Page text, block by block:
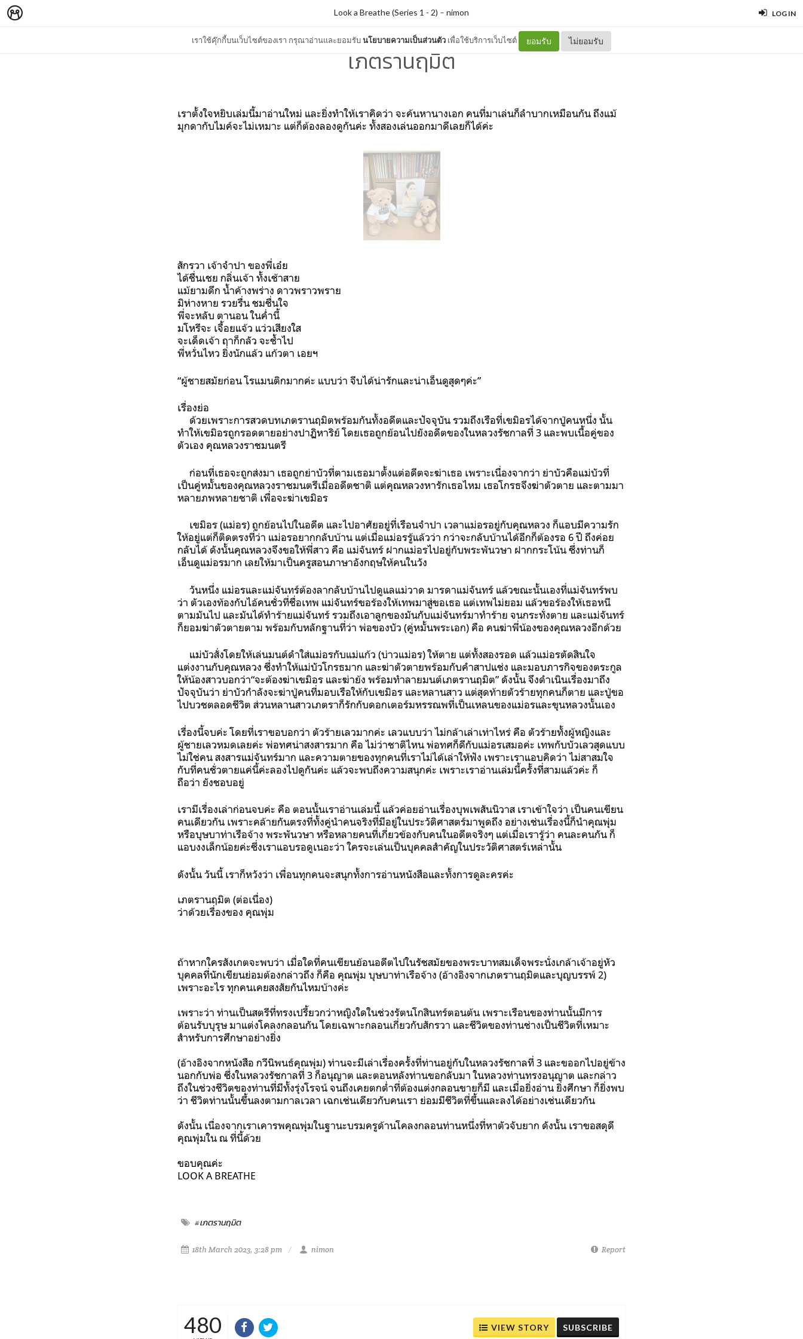
LOG IN
เราใช้คุ๊กกี้บนเว็บไซต์ของเรา กรุณาอ่านและยอมรับนโยบายความเป็นส่วนตัว เพื่อใช้บริการเว็บไซต์ ยอมรับ ไม่ยอมรับ
Look a Breathe (Series 1 - 2) – nimon
เภตรานฤมิต
เราตั้งใจหยิบเล่มนี้มาอ่านใหม่ และยิ่งทำให้เราคิดว่า จะค้นหานางเอก คนที่มาเล่นก็ลำบากเหมือนกัน ถึงแม้
มุกดากับไมค์จะไม่เหมาะ แต่ก็ต้องลองดูกันค่ะ ทั้งสองเล่นออกมาดีเลยก็ได้ค่ะ
สักรวา เจ้าจำปา ของพี่เอ๋ย
ได้ชื่นเชย กลิ่นเจ้า ทั้งเช้าสาย
แม้ยามดึก น้ำค้างพร่าง ดาวพราวพราย
มิห่างหาย รวยรื่น ชมชื่นใจ
พี่จะหลับ ตานอน ในค่ำนี้
มโหรีจะ เจื้อยแจ้ว แว่วเสียงใส
จะเด็ดเจ้า ฤาก็กลัว จะช้ำไป
พี่หวั่นไหว ยิ่งนักแล้ว แก้วตา เอยฯ
“ผู้ชายสมัยก่อน โรแมนติกมากค่ะ แบบว่า จีบได้น่ารักและน่าเอ็นดูสุดๆค่ะ”
เรื่องย่อ
ด้วยเพราะการสวดบทเภตรานฤมิตพร้อมกันทั้งอดีตและปัจจุบัน รวมถึงเรือที่เขมิอรได้จากปู่คนหนึ่ง นั้น
ทำให้เขมิอรถูกรอดตายอย่างปาฏิหาริย์ โดยเธอถูกย้อนไปยังอดีตของในหลวงรัชกาลที่ 3 และพบเนื้อคู่ของ
ตัวเอง คุณหลวงราชมนตรี
ก่อนที่เธอจะถูกส่งมา เธอถูกย่าบัวที่ตามเธอมาตั้งแต่อดีตจะฆ่าเธอ เพราะเนื่องจากว่า ย่าบัวคือแม่บัวที่
เป็นคู่หมั้นของคุณหลวงราชมนตรีเมื่ออดีตชาติ แต่คุณหลวงหารักเธอไหม เธอโกรธจึงฆ่าตัวตาย และตามมา
หลายภพหลายชาติ เพื่อจะฆ่าเขมิอร
เขมิอร (แม่อร) ถูกย้อนไปในอดีต และไปอาศัยอยู่ที่เรือนจำปา เวลาแม่อรอยู่กับคุณหลวง ก็แอบมีความรัก
ให้อยู่แต่ก็ติดตรงที่ว่า แม่อรอยากกลับบ้าน แต่เมื่อแม่อรรู้แล้วว่า กว่าจะกลับบ้านได้อีกก็ต้องรอ 6 ปี ถึงค่อย
กลับได้ ดังนั้นคุณหลวงจึงขอให้พี่สาว คือ แม่จันทร์ ฝากแม่อรไปอยู่กับพระพันวษา ฝากกระโน้น ซึ่งท่านก็
เอ็นดูแม่อรมาก เลยให้มาเป็นครูสอนภาษาอังกฤษให้คนในวัง
วันหนึ่ง แม่อรและแม่จันทร์ต้องลากลับบ้านไปดูแลแม่วาด มารดาแม่จันทร์ แล้วขณะนั้นเองที่แม่จันทร์พบ
ว่า ตัวเองท้องกับไอ้คนชั่วที่ชื่อเทพ แม่จันทร์ขอร้องให้เทพมาสู่ขอเธอ แต่เทพไม่ยอม แล้วขอร้องให้เธอหนี
ตามมันไป และมันได้ทำร้ายแม่จันทร์ รวมถึงเอาลูกของมันกับแม่จันทร์มาทำร้าย จนกระทั่งตาย และแม่จันทร์
ก็ยอมฆ่าตัวตายตาม พร้อมกับหลักฐานที่ว่า พ่อของบัว (คู่หมั้นพระเอก) คือ คนฆ่าพี่น้องของคุณหลวงอีกด้วย
แม่บัวสั่งโดยให้เล่นมนต์ดำใส่แม่อรกับแม่แก้ว (บ่าวแม่อร) ให้ตาย แต่ทั้งสองรอด แล้วแม่อรตัดสินใจ
แต่งงานกับคุณหลวง ซึ่งทำให้แม่บัวโกรธมาก และฆ่าตัวตายพร้อมกับคำสาปแช่ง และมอบภารกิจของตระกูล
ให้น้องสาวบอกว่า“จะต้องฆ่าเขมิอร และฆ่าย้ง พร้อมทำลายมนต์เภตรานฤมิต” ดังนั้น จึงดำเนินเรื่องมาถึง
ปัจจุบันว่า ย่าบัวกำลังจะฆ่าปู่คนที่มอบเรือให้กับเขมิอร และหลานสาว แต่สุดท้ายตัวร้ายทุกคนก็ตาย และปู่ขอ
ไปบวชตลอดชีวิต ส่วนหลานสาวเภตราก็รักกับดอกเตอร์มหรรณพที่เป็นเหลนของแม่อรและขุนหลวงนั้นเอง
เรื่องนี้จบค่ะ โดยที่เราขอบอกว่า ตัวร้ายเลวมากค่ะ เลวแบบว่า ไม่กล้าเล่าเท่าไหร่ คือ ตัวร้ายทั้งผู้หญิงและ
ผู้ชายเลวหมดเลยค่ะ พ่อทศน่าสงสารมาก คือ ไม่ว่าชาติไหน พ่อทศก็ดีกับแม่อรเสมอค่ะ เทพกับบัวเลวสุดแบบ
ไม่ใช่คน สงสารแม่จันทร์มาก และความตายของทุกคนที่เราไม่ได้เล่าให้ฟัง เพราะเราแอบคิดว่า ไม่สาสมใจ
กับที่คนชั่วตายแค่นี้ค่ะลองไปดูกันค่ะ แล้วจะพบถึงความสนุกค่ะ เพราะเราอ่านเล่มนี้ครั้งที่สามแล้วค่ะ ก็
ถือว่า ยังชอบอยู่
เรามีเรื่องเล่าก่อนจบค่ะ คือ ตอนนั้นเราอ่านเล่มนี้ แล้วค่อยอ่านเรื่องบุพเพสันนิวาส เราเข้าใจว่า เป็นคนเขียน
คนเดียวกัน เพราะคล้ายกันตรงที่ทั้งคู่นำคนจริงที่มีอยู่ในประวัติศาสตร์มาพูดถึง อย่างเช่นเรื่องนี้ก็นำคุณพุ่ม
หรือบุษบาท่าเรือจ้าง พระพันวษา หรือหลายคนที่เกี่ยวข้องกับคนในอดีตจริงๆ แต่เมื่อเรารู้ว่า คนละคนกัน ก็
แอบงงเล็กน้อยค่ะซึ่งเราแอบรอดูเนอะว่า ใครจะเล่นเป็นบุคคลสำคัญในประวัติศาสตร์เหล่านั้น
ดังนั้น วันนี้ เราก็หวังว่า เพื่อนทุกคนจะสนุกทั้งการอ่านหนังสือและทั้งการดูละครค่ะ
เภตรานฤมิต (ต่อเนื่อง)
ว่าด้วยเรื่องของ คุณพุ่ม
ถ้าหากใครสังเกตจะพบว่า เมื่อใดที่คนเขียนย้อนอดีตไปในรัชสมัยของพระบาทสมเด็จพระนั่งเกล้าเจ้าอยู่หัว
บุคคลที่นักเขียนย่อมต้องกล่าวถึง ก็คือ คุณพุ่ม บุษบาท่าเรือจ้าง (อ้างอิงจากเภตรานฤมิตและบุญบรรพ์ 2)
เพราะอะไร ทุกคนเคยสงสัยกันไหมบ้างค่ะ
เพราะว่า ท่านเป็นสตรีที่ทรงเปรี้ยวกว่าหญิงใดในช่วงรัตนโกสินทร์ตอนต้น เพราะเรือนของท่านนั้นมีการ
ต้อนรับบุรุษ มาแต่งโคลงกลอนกัน โดยเฉพาะกลอนเกี่ยวกับสักรวา และชีวิตของท่านช่างเป็นชีวิตที่เหมาะ
สำหรับการศึกษาอย่างยิ่ง
(อ้างอิงจากหนังสือ กวีนิพนธ์คุณพุ่ม) ท่านจะมีเล่าเรื่องครั้งที่ท่านอยู่กับในหลวงรัชกาลที่ 3 และขออกไปอยู่ข้าง
นอกกับพ่อ ซึ่งในหลวงรัชกาลที่ 3 ก็อนุญาต และตอนหลังท่านขอกลับมา ในหลวงท่านทรงอนุญาต และกล่าว
ถึงในช่วงชีวิตของท่านที่มีทั้งรุ่งโรจน์ จนถึงเคยตกต่ำที่ต้องแต่งกลอนขายก็มี และเมื่อยิ่งอ่าน ยิ่งศึกษา ก็ยิ่งพบ
ว่า ชีวิตท่านนั้นขึ้นลงตามกาลเวลา เฉกเช่นเดียวกับคนเรา ย่อมมีชีวิตที่ขึ้นและลงได้อย่างเช่นเดียวกัน
ดังนั้น เนื่องจากเราเคารพคุณพุ่มในฐานะบรมครูด้านโคลงกลอนท่านหนึ่งที่หาตัวจับยาก ดังนั้น เราขอสดุดี
คุณพุ่มใน ณ ที่นี้ด้วย
ขอบคุณค่ะ
LOOK A BREATHE
#เภตรานฤมิต
18th March 2023, 3:28 pm nimon Report
480 VIEW STORY SUBSCRIBE